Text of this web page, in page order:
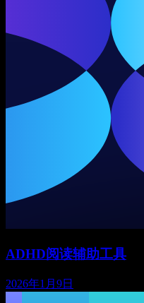
ADHD阅读辅助工具
2026年1月9日